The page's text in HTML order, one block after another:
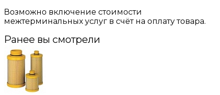
Возможно включение стоимости
межтерминальных услуг в счёт на оплату товара.
Ранее вы смотрели